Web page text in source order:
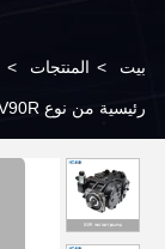
بيت > المنتجات >